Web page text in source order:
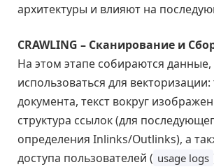
архитектуры и влияют на
CRAWLING – Сканирование и
На этом этапе собираются данные,
использоваться для векторизации:
документа, текст вокруг
структура ссылок (для
определения Inlinks/Outlinks), а
доступа пользователей ( usage logs